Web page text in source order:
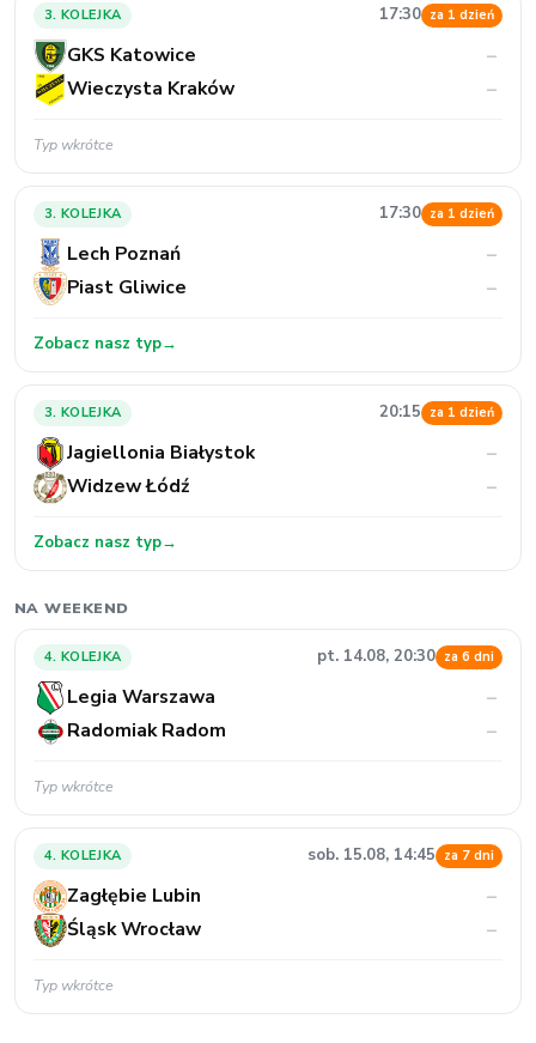
3. KOLEJKA 17:30 za 1 dzień
GKS Katowice
–
Wieczysta Kraków
–
Typ wkrótce
3. KOLEJKA 17:30 za 1 dzień
Lech Poznań
–
Piast Gliwice
–
Zobacz nasz typ→
3. KOLEJKA 20:15 za 1 dzień
Jagiellonia Białystok
–
Widzew Łódź
–
Zobacz nasz typ→
NA WEEKEND
4. KOLEJKA pt. 14.08, 20:30 za 6 dni
Legia Warszawa
–
Radomiak Radom
–
Typ wkrótce
4. KOLEJKA sob. 15.08, 14:45 za 7 dni
Zagłębie Lubin
–
Śląsk Wrocław
–
Typ wkrótce